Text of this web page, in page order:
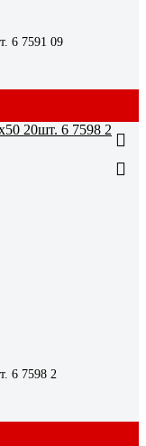
6 7591 09
6 7598 2